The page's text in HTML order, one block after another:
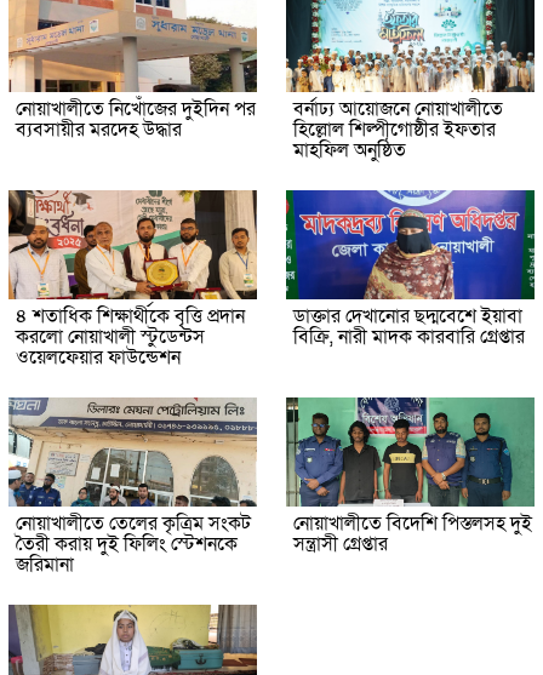
নোয়াখালীতে নিখোঁজের দুইদিন পর
ব্যবসায়ীর মরদেহ উদ্ধার
বর্নাঢ্য আয়োজনে নোয়াখালীতে
হিল্লোল শিল্পীগোষ্ঠীর ইফতার
মাহফিল অনুষ্ঠিত
৪ শতাধিক শিক্ষার্থীকে বৃত্তি প্রদান
করলো নোয়াখালী স্টুডেন্টস
ওয়েলফেয়ার ফাউন্ডেশন
ডাক্তার দেখানোর ছদ্মবেশে ইয়াবা
বিক্রি, নারী মাদক কারবারি গ্রেপ্তার
নোয়াখালীতে তেলের কৃত্রিম সংকট
তৈরী করায় দুই ফিলিং স্টেশনকে
জরিমানা
নোয়াখালীতে বিদেশি পিস্তলসহ দুই
সন্ত্রাসী গ্রেপ্তার